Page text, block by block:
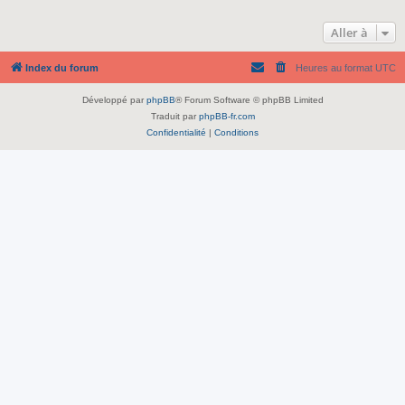
Aller à
Index du forum Heures au format UTC
Développé par phpBB® Forum Software © phpBB Limited
Traduit par phpBB-fr.com
Confidentialité | Conditions